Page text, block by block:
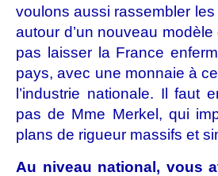
voulons aussi rassembler
autour d’un nouveau
pas laisser la France
pays, avec une monnaie à
l’industrie nationale. Il faut
pas de Mme Merkel, qui
plans de rigueur massifs et
Au niveau national, vous